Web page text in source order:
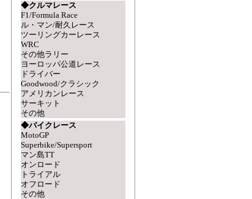
◆クルマレース
F1/Formula Race
ル・マン/耐久レース
ツーリングカーレース
WRC
その他ラリー
ヨーロッパ公道レース
ドライバー
Goodwood/クラシック
アメリカンレース
サーキット
その他
◆バイクレース
MotoGP
Superbike/Supersport
マン島TT
オンロード
トライアル
オフロード
その他